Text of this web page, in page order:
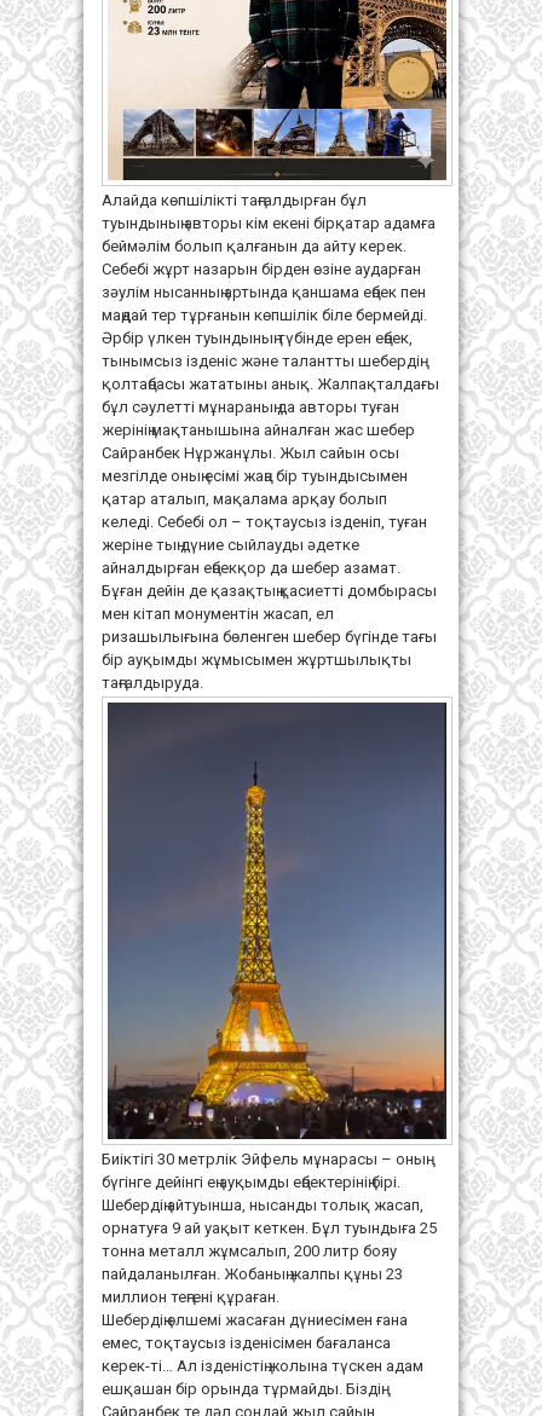
Алайда көпшілікті таңғалдырған бұл
туындының авторы кім екені бірқатар адамға
беймәлім болып қалғанын да айту керек.
Себебі жұрт назарын бірден өзіне аударған
зәулім нысанның артында қаншама еңбек пен
маңдай тер тұрғанын көпшілік біле бермейді.
Әрбір үлкен туындының түбінде ерен еңбек,
тынымсыз ізденіс және талантты шебердің
қолтаңбасы жататыны анық. Жалпақталдағы
бұл сәулетті мұнараның да авторы туған
жерінің мақтанышына айналған жас шебер
Сайранбек Нұржанұлы. Жыл сайын осы
мезгілде оның есімі жаңа бір туындысымен
қатар аталып, мақалама арқау болып
келеді. Себебі ол – тоқтаусыз ізденіп, туған
жеріне тың дүние сыйлауды әдетке
айналдырған еңбекқор да шебер азамат.
Бұған дейін де қазақтың қасиетті домбырасы
мен кітап монументін жасап, ел
ризашылығына бөленген шебер бүгінде тағы
бір ауқымды жұмысымен жұртшылықты
таңғалдыруда.
Биіктігі 30 метрлік Эйфель мұнарасы – оның
бүгінге дейінгі ең ауқымды еңбектерінің бірі.
Шебердің айтуынша, нысанды толық жасап,
орнатуға 9 ай уақыт кеткен. Бұл туындыға 25
тонна металл жұмсалып, 200 литр бояу
пайдаланылған. Жобаның жалпы құны 23
миллион теңгені құраған.
Шебердің өлшемі жасаған дүниесімен ғана
емес, тоқтаусыз ізденісімен бағаланса
керек-ті… Ал ізденістің жолына түскен адам
ешқашан бір орында тұрмайды. Біздің
Сайранбек те дәл сондай жыл сайын